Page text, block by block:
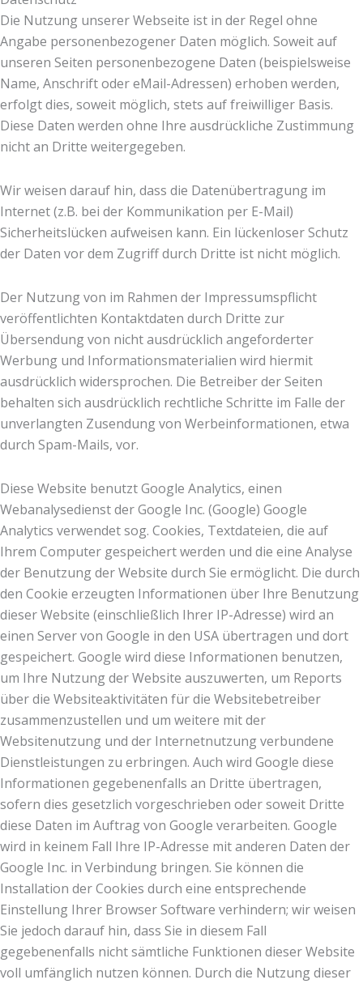
Die Nutzung unserer Webseite ist in der Regel ohne
Angabe personenbezogener Daten möglich. Soweit auf
unseren Seiten personenbezogene Daten (beispielsweise
Name, Anschrift oder eMail-Adressen) erhoben werden,
erfolgt dies, soweit möglich, stets auf freiwilliger Basis.
Diese Daten werden ohne Ihre ausdrückliche Zustimmung
nicht an Dritte weitergegeben.
Wir weisen darauf hin, dass die Datenübertragung im
Internet (z.B. bei der Kommunikation per E-Mail)
Sicherheitslücken aufweisen kann. Ein lückenloser Schutz
der Daten vor dem Zugriff durch Dritte ist nicht möglich.
Der Nutzung von im Rahmen der Impressumspflicht
veröffentlichten Kontaktdaten durch Dritte zur
Übersendung von nicht ausdrücklich angeforderter
Werbung und Informationsmaterialien wird hiermit
ausdrücklich widersprochen. Die Betreiber der Seiten
behalten sich ausdrücklich rechtliche Schritte im Falle der
unverlangten Zusendung von Werbeinformationen, etwa
durch Spam-Mails, vor.
Diese Website benutzt Google Analytics, einen
Webanalysedienst der Google Inc. (Google) Google
Analytics verwendet sog. Cookies, Textdateien, die auf
Ihrem Computer gespeichert werden und die eine Analyse
der Benutzung der Website durch Sie ermöglicht. Die durch
den Cookie erzeugten Informationen über Ihre Benutzung
dieser Website (einschließlich Ihrer IP-Adresse) wird an
einen Server von Google in den USA übertragen und dort
gespeichert. Google wird diese Informationen benutzen,
um Ihre Nutzung der Website auszuwerten, um Reports
über die Websiteaktivitäten für die Websitebetreiber
zusammenzustellen und um weitere mit der
Websitenutzung und der Internetnutzung verbundene
Dienstleistungen zu erbringen. Auch wird Google diese
Informationen gegebenenfalls an Dritte übertragen,
sofern dies gesetzlich vorgeschrieben oder soweit Dritte
diese Daten im Auftrag von Google verarbeiten. Google
wird in keinem Fall Ihre IP-Adresse mit anderen Daten der
Google Inc. in Verbindung bringen. Sie können die
Installation der Cookies durch eine entsprechende
Einstellung Ihrer Browser Software verhindern; wir weisen
Sie jedoch darauf hin, dass Sie in diesem Fall
gegebenenfalls nicht sämtliche Funktionen dieser Website
voll umfänglich nutzen können. Durch die Nutzung dieser